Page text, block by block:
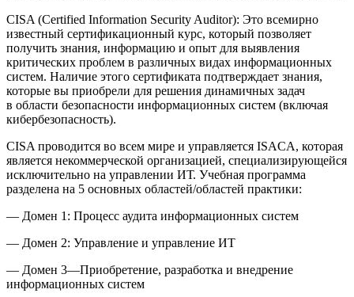
CISA (Certified Information Security Auditor): Это всемирно
известный сертификационный курс, который позволяет
получить знания, информацию и опыт для выявления
критических проблем в различных видах информационных
систем. Наличие этого сертификата подтверждает знания,
которые вы приобрели для решения динамичных задач
в области безопасности информационных систем (включая
кибербезопасность).
CISA проводится во всем мире и управляется ISACA, которая
является некоммерческой организацией, специализирующейся
исключительно на управлении ИТ. Учебная программа
разделена на 5 основных областей/областей практики:
— Домен 1: Процесс аудита информационных систем
— Домен 2: Управление и управление ИТ
— Домен 3—Приобретение, разработка и внедрение
информационных систем